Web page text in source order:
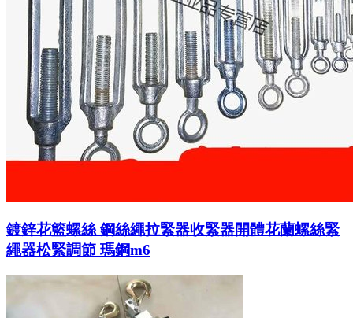
鍍鋅花籃螺絲 鋼絲繩拉緊器收緊器開體花蘭螺絲緊
繩器松緊調節 瑪鋼m6